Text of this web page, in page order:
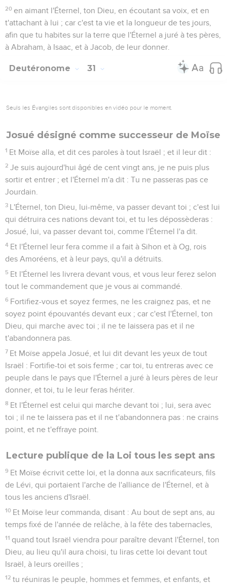
20 en aimant l'Éternel, ton Dieu, en écoutant sa voix, et en
t'attachant à lui ; car c'est ta vie et la longueur de tes jours,
afin que tu habites sur la terre que l'Éternel a juré à tes pères,
à Abraham, à Isaac, et à Jacob, de leur donner.
Deutéronome 31
Seuls les Évangiles sont disponibles en vidéo pour le moment.
Josué désigné comme successeur de Moïse
1 Et Moïse alla, et dit ces paroles à tout Israël ; et il leur dit :
2 Je suis aujourd'hui âgé de cent vingt ans, je ne puis plus
sortir et entrer ; et l'Éternel m'a dit : Tu ne passeras pas ce
Jourdain.
3 L'Éternel, ton Dieu, lui-même, va passer devant toi ; c'est lui
qui détruira ces nations devant toi, et tu les dépossèderas :
Josué, lui, va passer devant toi, comme l'Éternel l'a dit.
4 Et l'Éternel leur fera comme il a fait à Sihon et à Og, rois
des Amoréens, et à leur pays, qu'il a détruits.
5 Et l'Éternel les livrera devant vous, et vous leur ferez selon
tout le commandement que je vous ai commandé.
6 Fortifiez-vous et soyez fermes, ne les craignez pas, et ne
soyez point épouvantés devant eux ; car c'est l'Éternel, ton
Dieu, qui marche avec toi ; il ne te laissera pas et il ne
t'abandonnera pas.
7 Et Moïse appela Josué, et lui dit devant les yeux de tout
Israël : Fortifie-toi et sois ferme ; car toi, tu entreras avec ce
peuple dans le pays que l'Éternel a juré à leurs pères de leur
donner, et toi, tu le leur feras hériter.
8 Et l'Éternel est celui qui marche devant toi ; lui, sera avec
toi ; il ne te laissera pas et il ne t'abandonnera pas : ne crains
point, et ne t'effraye point.
Lecture publique de la Loi tous les sept ans
9 Et Moïse écrivit cette loi, et la donna aux sacrificateurs, fils
de Lévi, qui portaient l'arche de l'alliance de l'Éternel, et à
tous les anciens d'Israël.
10 Et Moïse leur commanda, disant : Au bout de sept ans, au
temps fixé de l'année de relâche, à la fête des tabernacles,
11 quand tout Israël viendra pour paraître devant l'Éternel, ton
Dieu, au lieu qu'il aura choisi, tu liras cette loi devant tout
Israël, à leurs oreilles ;
12 tu réuniras le peuple, hommes et femmes, et enfants, et